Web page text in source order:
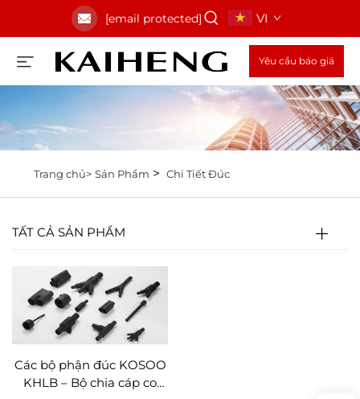
[email protected] VI
Yêu cầu báo giá
Trang chủ> Sản Phẩm > Chi Tiết Đúc
TẤT CẢ SẢN PHẨM
Các bộ phận đúc KOSOO
KHLB – Bộ chia cáp co